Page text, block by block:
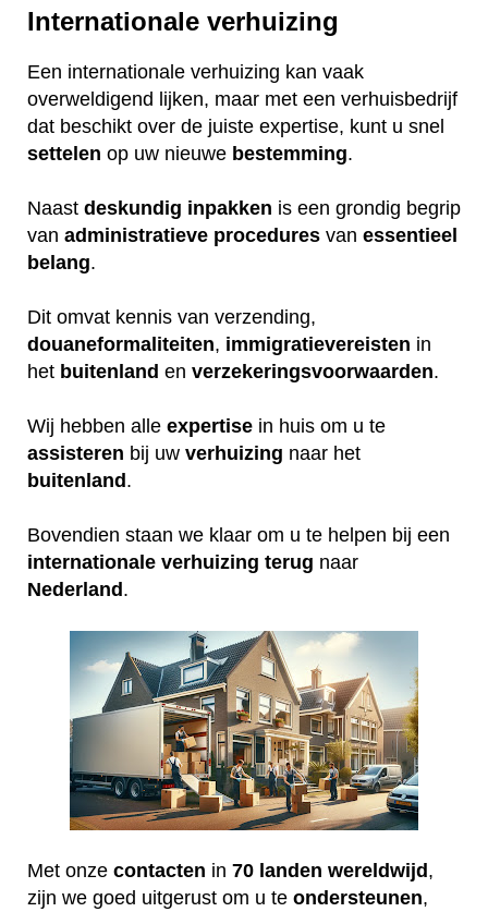
Internationale verhuizing
Een internationale verhuizing kan vaak
overweldigend lijken, maar met een verhuisbedrijf
dat beschikt over de juiste expertise, kunt u snel
settelen op uw nieuwe bestemming.
Naast deskundig inpakken is een grondig begrip
van administratieve procedures van essentieel
belang.
Dit omvat kennis van verzending,
douaneformaliteiten, immigratievereisten in
het buitenland en verzekeringsvoorwaarden.
Wij hebben alle expertise in huis om u te
assisteren bij uw verhuizing naar het
buitenland.
Bovendien staan we klaar om u te helpen bij een
internationale verhuizing terug naar
Nederland.
Met onze contacten in 70 landen wereldwijd,
zijn we goed uitgerust om u te ondersteunen,